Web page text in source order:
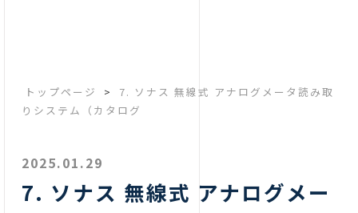
トップページ >
7. ソナス 無線式 アナログメータ読み取
りシステム（カタログ
2025.01.29
7. ソナス 無線式 アナログメー